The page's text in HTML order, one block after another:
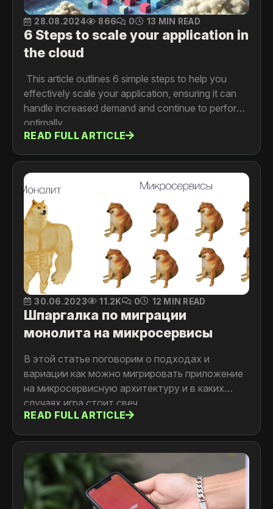
28.08.2024 866 0 13 MIN READ
6 Steps to scale your application in
the cloud
This article outlines 6 simple steps to help you
effectively scale your application, ensuring it can
handle increased demand and continue to perform
optimally.
READ FULL ARTICLE
30.06.2023 11.2K 0 12 MIN READ
Шпаргалка по миграции
монолита на микросервисы
В этой статье поговорим о подходах и
вариации как можно мигрировать приложение
на микросервисную архитектуру и в каких
случаях игра стоит свеч
READ FULL ARTICLE